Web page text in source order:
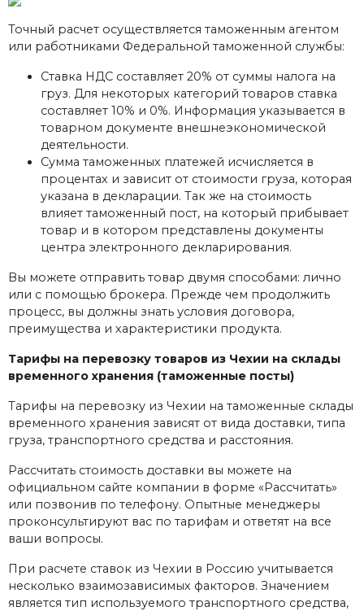
Точный расчет осуществляется таможенным агентом
или работниками Федеральной таможенной службы:
Ставка НДС составляет 20% от суммы налога на
груз. Для некоторых категорий товаров ставка
составляет 10% и 0%. Информация указывается в
товарном документе внешнеэкономической
деятельности.
Сумма таможенных платежей исчисляется в
процентах и ​​зависит от стоимости груза, которая
указана в декларации. Так же на стоимость
влияет таможенный пост, на который прибывает
товар и в котором представлены документы
центра электронного декларирования.
Вы можете отправить товар двумя способами: лично
или с помощью брокера. Прежде чем продолжить
процесс, вы должны знать условия договора,
преимущества и характеристики продукта.
Тарифы на перевозку товаров из Чехии на склады
временного хранения (таможенные посты)
Тарифы на перевозку из Чехии на таможенные склады
временного хранения зависят от вида доставки, типа
груза, транспортного средства и расстояния.
Рассчитать стоимость доставки вы можете на
официальном сайте компании в форме «Рассчитать»
или позвонив по телефону. Опытные менеджеры
проконсультируют вас по тарифам и ответят на все
ваши вопросы.
При расчете ставок из Чехии в Россию учитывается
несколько взаимозависимых факторов. Значением
является тип используемого транспортного средства,